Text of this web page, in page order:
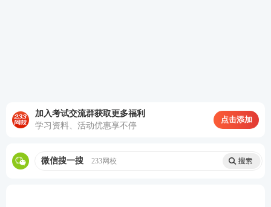
加入考试交流群获取更多福利
学习资料、活动优惠享不停
点击添加
微信搜一搜 233网校